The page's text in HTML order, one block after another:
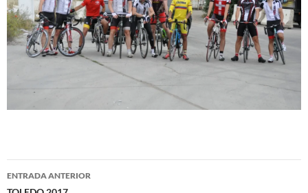
Navegación
ENTRADA ANTERIOR